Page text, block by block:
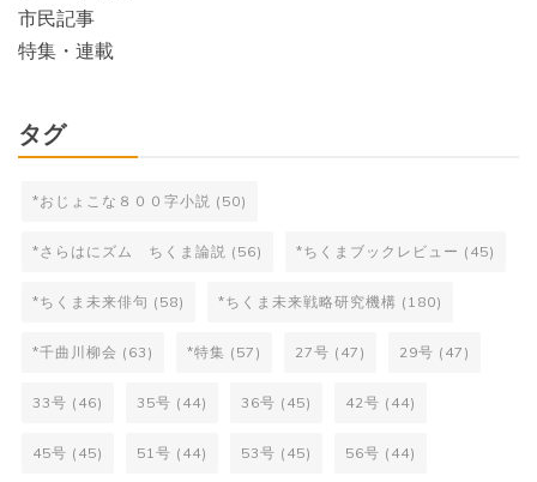
市民記事
特集・連載
タグ
*おじょこな８００字小説 (50)
*さらはにズム ちくま論説 (56) *ちくまブックレビュー (45)
*ちくま未来俳句 (58) *ちくま未来戦略研究機構 (180)
*千曲川柳会 (63) *特集 (57) 27号 (47) 29号 (47)
33号 (46) 35号 (44) 36号 (45) 42号 (44)
45号 (45) 51号 (44) 53号 (45) 56号 (44)